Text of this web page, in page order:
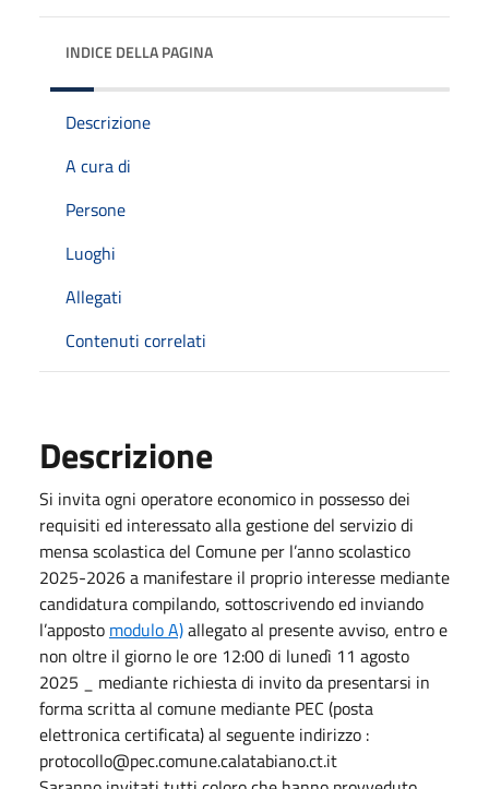
INDICE DELLA PAGINA
Descrizione
A cura di
Persone
Luoghi
Allegati
Contenuti correlati
Descrizione
Si invita ogni operatore economico in possesso dei
requisiti ed interessato alla gestione del servizio di
mensa scolastica del Comune per l’anno scolastico
2025-2026 a manifestare il proprio interesse mediante
candidatura compilando, sottoscrivendo ed inviando
l’apposto modulo A)allegato al presente avviso, entro e
non oltre il giorno le ore 12:00 di lunedì 11 agosto
2025 _ mediante richiesta di invito da presentarsi in
forma scritta al comune mediante PEC (posta
elettronica certificata) al seguente indirizzo :
protocollo@pec.comune.calatabiano.ct.it